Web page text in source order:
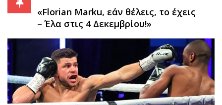
«Florian Marku, εάν θέλεις, το έχεις
– Έλα στις 4 Δεκεμβρίου!»